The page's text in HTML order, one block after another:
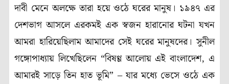
দাবী মেনে অলক্ষে তারা হয়ে ওঠে ঘরের মানুষ। ১৯৪৭ এর
দেশভাগ আসলে এরকমই এক স্বজন হারানোর ঘটনা যখন
আমরা হারিয়েছিলাম আমাদের সেই ঘরের মানুষদের। সুনীল
গঙ্গোপাধ্যায় লিখেছিলেন “বিষণ্ণ আলোয় এই বাংলাদেশ, এ
আমারই সাড়ে তিন হাত ভূমি” – যার মধ্যে ভেসে ওঠে এক